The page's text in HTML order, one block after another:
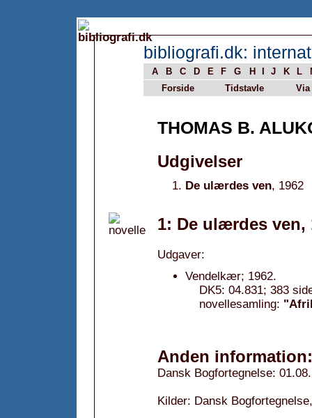
bibliografi.dk:
A B C D E F G H J K L
Forside
Tidstavle Via
THOMAS B.
Udgivelser
De ulærdes ven, 1962
1: De ulærdes ven,
Udgaver:
Vendelkær; 1962.
DK5: 04.831; 383
novellesamling:
Anden information:
Dansk Bogfortegnelse:
Kilder: Dansk